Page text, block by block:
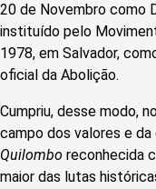
20 de Novembro como
instituído pelo
1978, em Salvador,
oficial da Abolição.
Cumpriu, desse modo,
campo dos valores e
Quilombo reconhecida
maior das lutas